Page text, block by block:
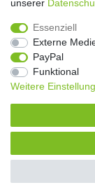
unserer
Essenziell
Externe
PayPal
Funktional
Weitere
Copyright
Angebote